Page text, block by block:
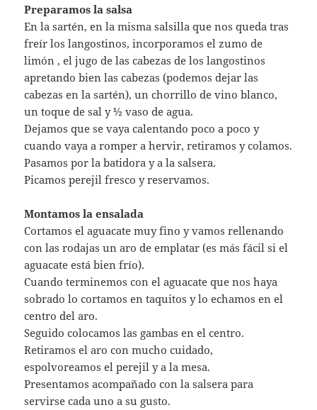
Preparamos la salsa
En la sartén, en la misma salsilla que nos queda tras
freír los langostinos, incorporamos el zumo de
limón , el jugo de las cabezas de los langostinos
apretando bien las cabezas (podemos dejar las
cabezas en la sartén), un chorrillo de vino blanco,
un toque de sal y ½ vaso de agua.
Dejamos que se vaya calentando poco a poco y
cuando vaya a romper a hervir, retiramos y colamos.
Pasamos por la batidora y a la salsera.
Picamos perejil fresco y reservamos.
Montamos la ensalada
Cortamos el aguacate muy fino y vamos rellenando
con las rodajas un aro de emplatar (es más fácil si el
aguacate está bien frío).
Cuando terminemos con el aguacate que nos haya
sobrado lo cortamos en taquitos y lo echamos en el
centro del aro.
Seguido colocamos las gambas en el centro.
Retiramos el aro con mucho cuidado,
espolvoreamos el perejil y a la mesa.
Presentamos acompañado con la salsera para
servirse cada uno a su gusto.